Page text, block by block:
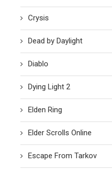
Crysis
Dead by Daylight
Diablo
Dying Light 2
Elden Ring
Elder Scrolls Online
Escape From Tarkov